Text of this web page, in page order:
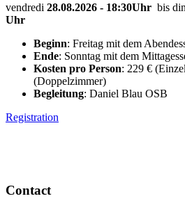
vendredi 28.08.2026 - 18:30Uhr bis
Uhr
Beginn: Freitag mit dem
Ende: Sonntag mit dem
Kosten pro Person: 229 €
(Doppelzimmer)
Begleitung: Daniel Blau OSB
Registration
Contact